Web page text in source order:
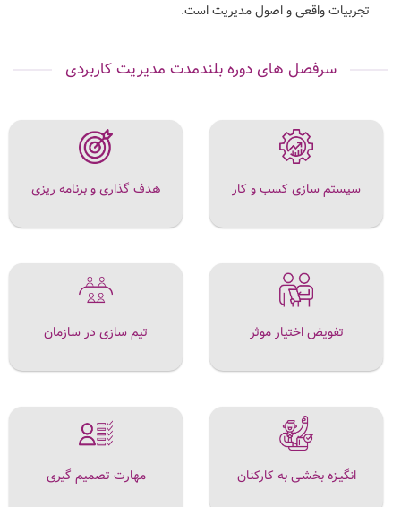
تجربیات واقعی و اصول مدیریت است.
سرفصل های دوره بلندمدت مدیریت کاربردی
سیستم سازی کسب و کار هدف گذاری و برنامه ریزی
تفویض اختیار موثر تیم سازی در سازمان
انگیـزه بخشـی به کارکنان مهارت تصمیم گیری